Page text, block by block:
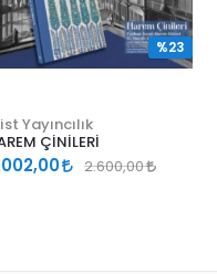
Yayıncılık
ÇİNİLERİ
2.600,00
%23